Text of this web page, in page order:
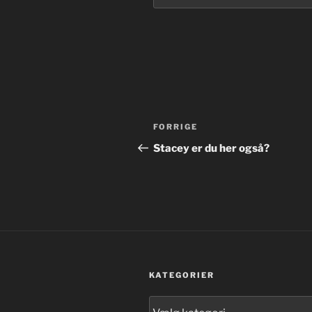
Indlægsnavigation
Forrige
indlæg
FORRIGE
Stacey er du her også?
KATEGORIER